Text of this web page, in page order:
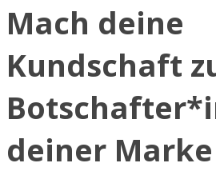
Mach deine
Kundschaft
deiner Marke